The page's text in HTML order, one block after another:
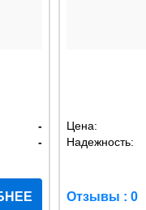
-
-
Цена:
Надежность:
Отзывы : 0